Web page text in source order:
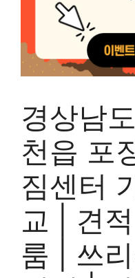
경상남
천읍 포
짐센터
교 | 견
룸 | 쓰